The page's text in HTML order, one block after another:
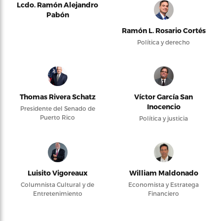
Lcdo. Ramón Alejandro
Pabón
Ramón L. Rosario Cortés
Política y derecho
Thomas Rivera Schatz
Presidente del Senado de
Puerto Rico
Víctor García San
Inocencio
Política y justicia
Luisito Vigoreaux
Columnista Cultural y de
Entretenimiento
William Maldonado
Economista y Estratega
Financiero